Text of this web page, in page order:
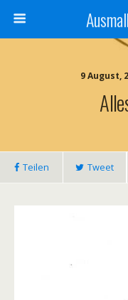
9 August,
Teilen Tweet